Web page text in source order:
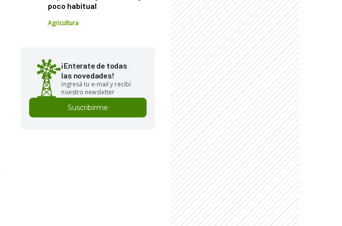
poco habitual
Agricultura
¡Enterate de todas
las novedades!
Ingresá tu e-mail y recibí
nuestro newsletter
Suscribirme